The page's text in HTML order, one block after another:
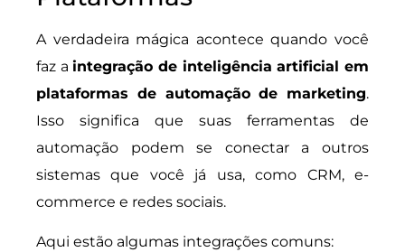
A verdadeira mágica acontece quando você
faz aintegração de inteligência artificial em
plataformas de automação de marketing.
Isso significa que suas ferramentas de
automação podem se conectar a outros
sistemas que você já usa, como CRM, e-
commerce e redes sociais.
Aqui estão algumas integrações comuns: